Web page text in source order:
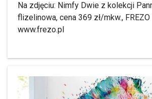
Na zdjęciu: Nimfy Dwie z kolekcji
flizelinowa, cena 369 zł/mkw.,
www.frezo.pl